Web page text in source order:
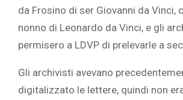
da Frosino di ser Giovanni da Vinci,
nonno di Leonardo da Vinci, e gli
permisero a LDVP di prelevarle a
Gli archivisti avevano
digitalizzato le lettere, quindi non